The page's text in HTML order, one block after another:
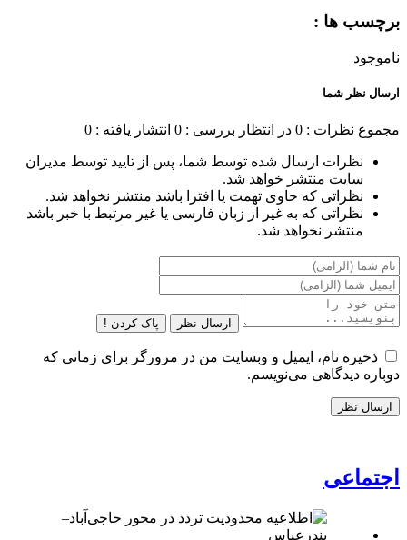
برچسب ها :
ناموجود
ارسال نظر شما
مجموع نظرات : 0 در انتظار بررسی : 0 انتشار یافته : 0
نظرات ارسال شده توسط شما، پس از تایید توسط مدیران
سایت منتشر خواهد شد.
نظراتی که حاوی تهمت یا افترا باشد منتشر نخواهد شد.
نظراتی که به غیر از زبان فارسی یا غیر مرتبط با خبر باشد
منتشر نخواهد شد.
ارسال نظر پاک کردن !
ذخیره نام، ایمیل و وبسایت من در مرورگر برای زمانی که
دوباره دیدگاهی می‌نویسم.
اجتماعی